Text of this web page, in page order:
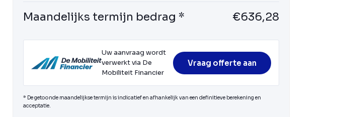
Maandelijks termijn bedrag * €636,28
Uw aanvraag wordt
verwerkt via De
Mobiliteit Financier
Vraag offerte aan
* De getoonde maandelijkse termijn is indicatief en afhankelijk van een definitieve berekening en
acceptatie.